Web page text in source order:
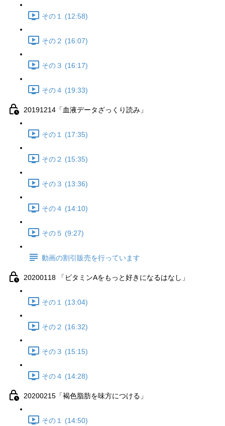
その１ (12:58)
その２ (16:07)
その３ (16:17)
その４ (19:33)
20191214「血液データざっくり読み」
その１ (17:35)
その２ (15:35)
その３ (13:36)
その４ (14:10)
その５ (9:27)
動画の割引販売を行っています
20200118 「ビタミンAをもっと好きになるはなし」
その１ (13:04)
その２ (16:32)
その３ (15:15)
その４ (14:28)
20200215「褐色脂肪を味方につける」
その１ (14:50)